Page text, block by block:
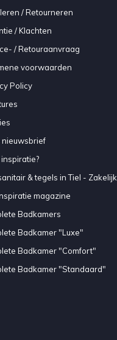
/ Retourneren
/ Klachten
/ Retouraanvraag
voorwaarden
Policy
nieuwsbrief
& tegels in Tiel - Zakelijk
magazine
Badkamers
Badkamer "Luxe"
Badkamer "Comfort"
Badkamer "Standaard"